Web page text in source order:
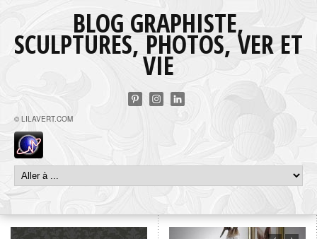
BLOG GRAPHISTE,
SCULPTURES, PHOTOS, VER ET
VIE
© LILAVERT.COM